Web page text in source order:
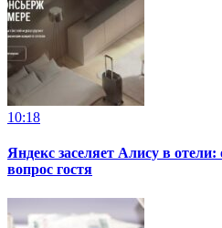
10:18
Яндекс заселяет Алису в
вопрос гостя